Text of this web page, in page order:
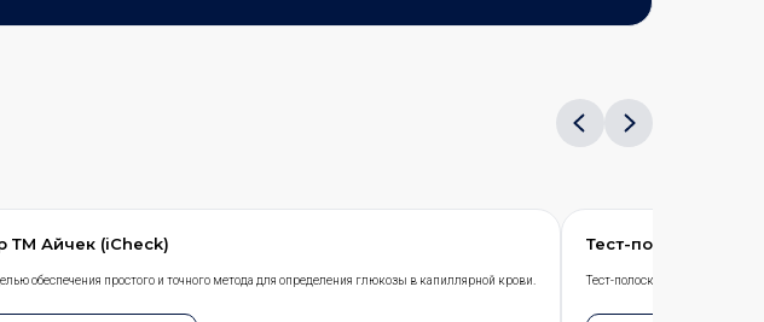
ТМ Айчек (iCheck)
обеспечения простого и точного метода для определения глюкозы в капиллярной крови.
Тест-полоски
Тест-полоски предназначены